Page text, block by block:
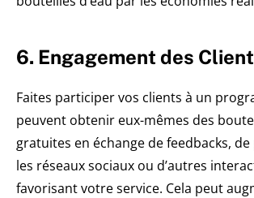
6. Engagement des
Faites participer vos clients à un
peuvent obtenir eux-mêmes des
gratuites en échange de feedbacks,
les réseaux sociaux ou d’autres
favorisant votre service. Cela peut